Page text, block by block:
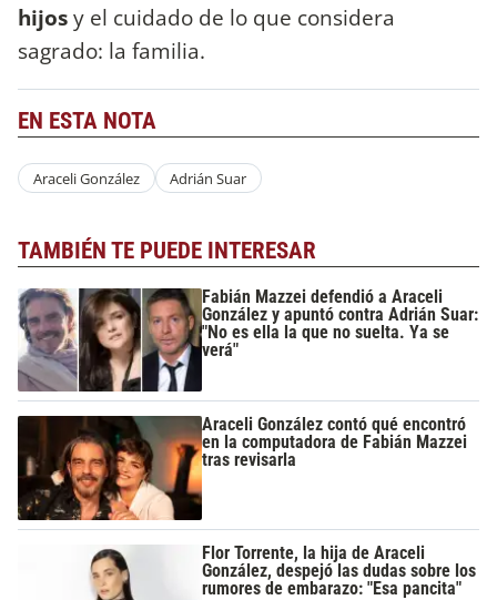
hijosy el cuidado de lo que considera
sagrado: la familia.
EN ESTA NOTA
Araceli González Adrián Suar
TAMBIÉN TE PUEDE INTERESAR
Fabián Mazzei defendió a Araceli
González y apuntó contra Adrián Suar:
"No es ella la que no suelta. Ya se
verá"
Araceli González contó qué encontró
en la computadora de Fabián Mazzei
tras revisarla
Flor Torrente, la hija de Araceli
González, despejó las dudas sobre los
rumores de embarazo: "Esa pancita"